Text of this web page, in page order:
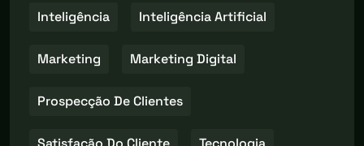
Inteligência Inteligência Artificial
Marketing Marketing Digital
Prospecção De Clientes